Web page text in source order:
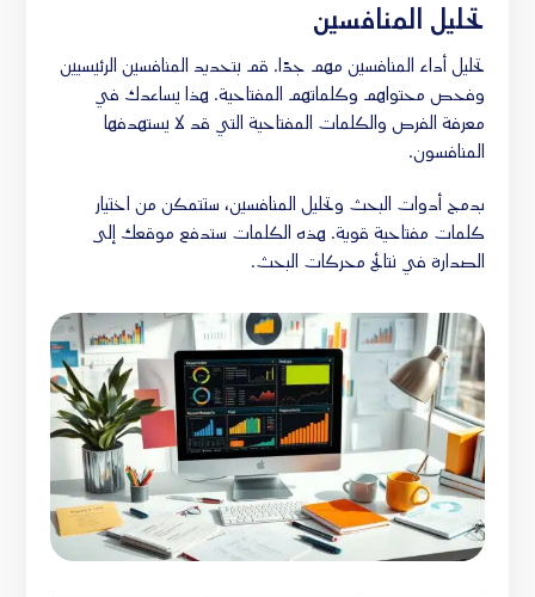
تحليل المنافسين
تحليل أداء المنافسين مهم جدًا. قم بتحديد المنافسين الرئيسيين
وفحص محتواهم وكلماتهم المفتاحية. هذا يساعدك في
معرفة الفرص والكلمات المفتاحية التي قد لا يستهدفها
المنافسون.
بدمج أدوات البحث وتحليل المنافسين، ستتمكن من اختيار
كلمات مفتاحية قوية. هذه الكلمات ستدفع موقعك إلى
الصدارة في نتائج محركات البحث.